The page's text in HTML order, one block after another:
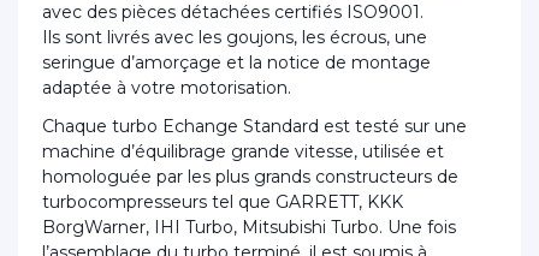
avec des pièces détachées certifiés ISO9001.
Ils sont livrés avec les goujons, les écrous, une
seringue d’amorçage et la notice de montage
adaptée à votre motorisation.
Chaque turbo Echange Standard est testé sur une
machine d’équilibrage grande vitesse, utilisée et
homologuée par les plus grands constructeurs de
turbocompresseurs tel que GARRETT, KKK
BorgWarner, IHI Turbo, Mitsubishi Turbo. Une fois